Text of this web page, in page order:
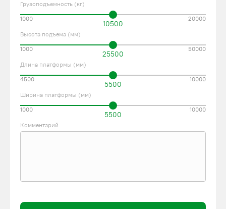
Грузоподъемность (кг)
10500
1000 20000
Высота подъема (мм)
25500
1000 50000
Длина платформы (мм)
5500
4500 10000
Ширина платформы (мм)
5500
1000 10000
Комментарий